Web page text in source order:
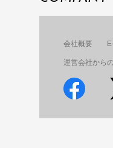
会社概要
運営会社から